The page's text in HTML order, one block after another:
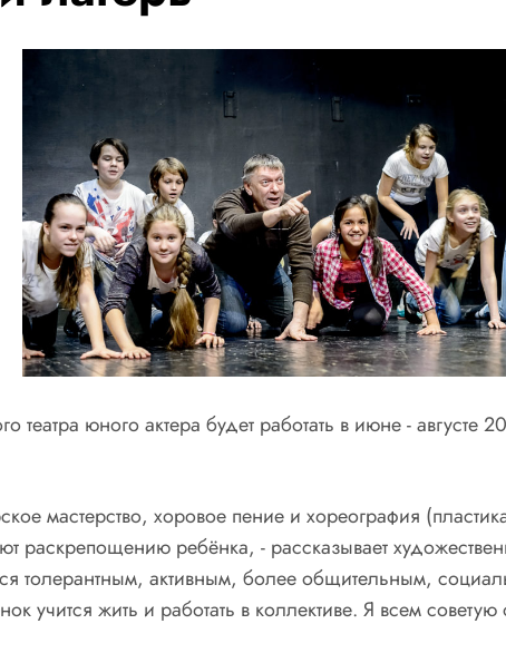
театра юного актера будет работать в июне -
мастерство, хоровое пение и хореография
раскрепощению ребёнка, - рассказывает
толерантным, активным, более общительным,
учится жить и работать в коллективе. Я всем